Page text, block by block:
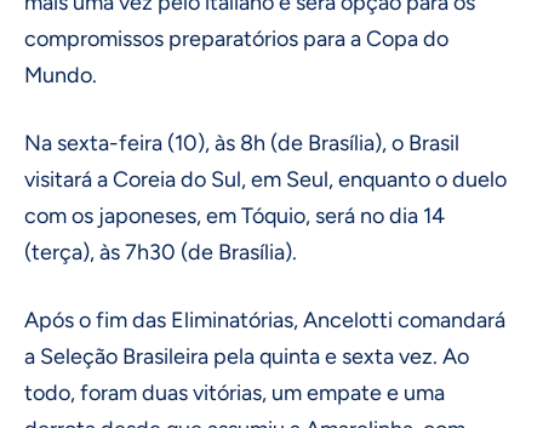
compromissos preparatórios para a Copa do
Mundo.
Na sexta-feira (10), às 8h (de Brasília), o Brasil
visitará a Coreia do Sul, em Seul, enquanto o duelo
com os japoneses, em Tóquio, será no dia 14
(terça), às 7h30 (de Brasília).
Após o fim das Eliminatórias, Ancelotti comandará
a Seleção Brasileira pela quinta e sexta vez. Ao
todo, foram duas vitórias, um empate e uma